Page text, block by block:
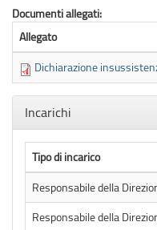
Documenti allegati:
Allegato
Dichiarazione
Nascondi
Incarichi
Tipo di incarico
Responsabile della
Responsabile della